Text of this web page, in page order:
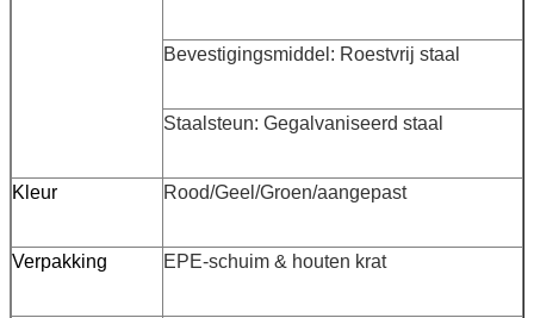
Bevestigingsmiddel: Roestvrij staal
Staalsteun: Gegalvaniseerd staal
Kleur Rood/Geel/Groen/aangepast
Verpakking EPE-schuim & houten krat